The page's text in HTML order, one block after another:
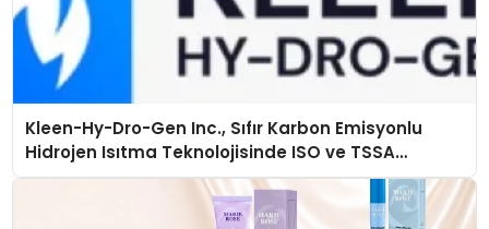
Kleen-Hy-Dro-Gen Inc., Sıfır Karbon Emisyonlu
Hidrojen Isıtma Teknolojisinde ISO ve TSSA
Düzenleyici Onaylarını Aldı